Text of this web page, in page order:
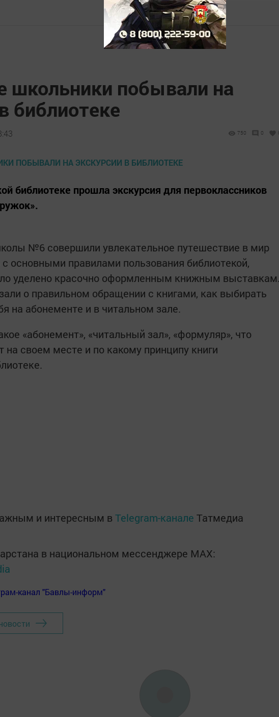
школьники побывали на
библиотеке
750 0
библиотеке прошла экскурсия для первоклассников
№6 совершили увлекательное путешествие в мир
основными правилами пользования библиотекой,
уделено красочно оформленным книжным
о правильном обращении с книгами, как выбирать
на абонементе и в читальном зале.
«абонемент», «читальный зал», «формуляр», что
на своем месте и по какому принципу книги
и интересным в Telegram-канале Татмедиа
в национальном мессенджере MАХ:
канал "Бавлы-информ"